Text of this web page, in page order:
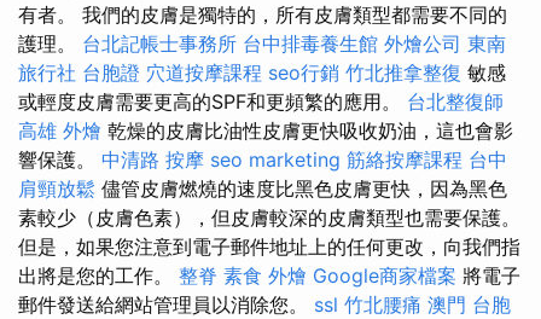
有者。 我們的皮膚是獨特的，所有皮膚類型都需要不同的
護理。 台北記帳士事務所 台中排毒養生館 外燴公司 東南
旅行社 台胞證 穴道按摩課程 seo行銷 竹北推拿整復 敏感
或輕度皮膚需要更高的SPF和更頻繁的應用。 台北整復師
高雄 外燴 乾燥的皮膚比油性皮膚更快吸收奶油，這也會影
響保護。 中清路 按摩 seo marketing 筋絡按摩課程 台中
肩頸放鬆 儘管皮膚燃燒的速度比黑色皮膚更快，因為黑色
素較少（皮膚色素），但皮膚較深的皮膚類型也需要保護。
但是，如果您注意到電子郵件地址上的任何更改，向我們指
出將是您的工作。 整脊 素食 外燴 Google商家檔案 將電子
郵件發送給網站管理員以消除您。 ssl 竹北腰痛 澳門 台胞